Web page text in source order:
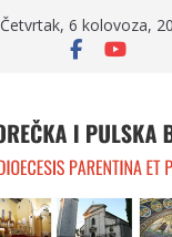
Četvrtak, 6 kolovoza,